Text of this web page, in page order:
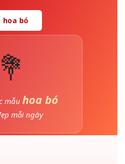
hoa bó
💐
mẫu hoa bó
mỗi ngày